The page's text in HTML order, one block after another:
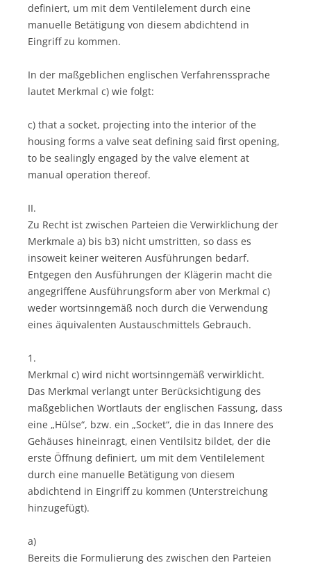
definiert, um mit dem Ventilelement durch eine
manuelle Betätigung von diesem abdichtend in
Eingriff zu kommen.
In der maßgeblichen englischen Verfahrenssprache
lautet Merkmal c) wie folgt:
c) that a socket, projecting into the interior of the
housing forms a valve seat defining said first opening,
to be sealingly engaged by the valve element at
manual operation thereof.
II.
Zu Recht ist zwischen Parteien die Verwirklichung der
Merkmale a) bis b3) nicht umstritten, so dass es
insoweit keiner weiteren Ausführungen bedarf.
Entgegen den Ausführungen der Klägerin macht die
angegriffene Ausführungsform aber von Merkmal c)
weder wortsinngemäß noch durch die Verwendung
eines äquivalenten Austauschmittels Gebrauch.
1.
Merkmal c) wird nicht wortsinngemäß verwirklicht.
Das Merkmal verlangt unter Berücksichtigung des
maßgeblichen Wortlauts der englischen Fassung, dass
eine „Hülse“, bzw. ein „Socket“, die in das Innere des
Gehäuses hineinragt, einen Ventilsitz bildet, der die
erste Öffnung definiert, um mit dem Ventilelement
durch eine manuelle Betätigung von diesem
abdichtend in Eingriff zu kommen (Unterstreichung
hinzugefügt).
a)
Bereits die Formulierung des zwischen den Parteien